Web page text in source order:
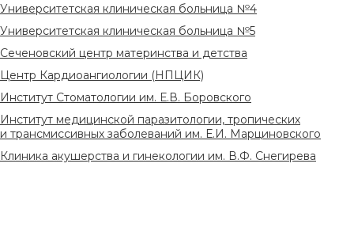
Университетская клиническая больница №4
Университетская клиническая больница №5
Сеченовский центр материнства и детства
Центр Кардиоангиологии (НПЦИК)
Институт Стоматологии им. Е.В. Боровского
Институт медицинской паразитологии, тропических
и трансмиссивных заболеваний им. Е.И. Марциновского
Клиника акушерства и гинекологии им. В.Ф. Снегирева